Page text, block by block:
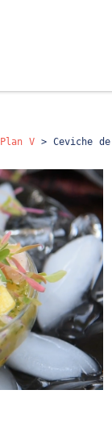
Plan V > Ceviche